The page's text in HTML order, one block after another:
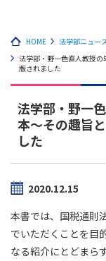
HOME
法学部ニュー
法学部・野一色直人教授
版されました
法学部・野一
本～その趣旨
した
2020.12.15
本書では、国税通則
でいただくことを目
なる紹介にとどまら